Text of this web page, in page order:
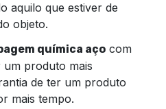
aquilo que estiver de
objeto.
química aço com
um produto mais
de ter um produto
mais tempo.